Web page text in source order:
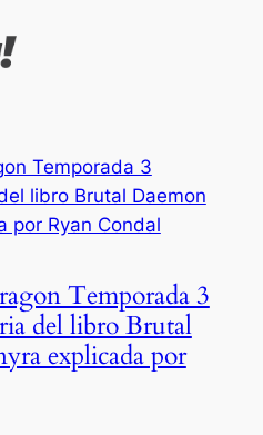
Temporada 3
del libro Brutal
explicada por